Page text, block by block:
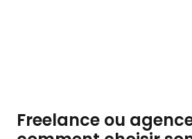
Freelance ou agence